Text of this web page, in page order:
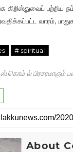
கிறிஸ்துவைப் பற்றிய
வாரம்,
# spiritual
ல்
About